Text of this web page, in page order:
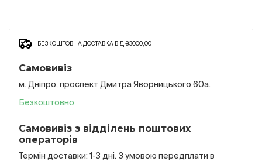
БЕЗКОШТОВНА ДОСТАВКА ВІД ₴3000,00
Самовивіз
м. Дніпро, проспект Дмитра Яворницького 60а.
Безкоштовно
Самовивіз з відділень поштових
операторів
Термін доставки: 1-3 дні. З умовою передплати в